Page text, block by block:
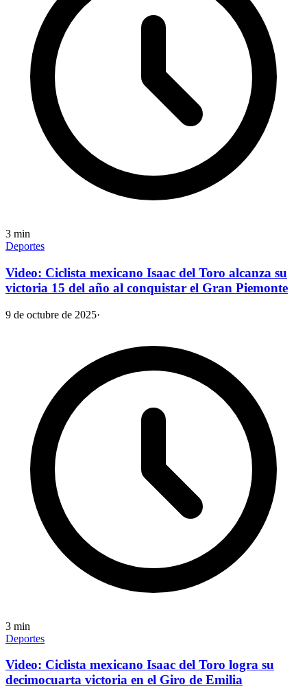
3 min
Deportes
Video: Ciclista mexicano Isaac del Toro alcanza su
victoria 15 del año al conquistar el Gran Piemonte
9 de octubre de 2025·
3 min
Deportes
Video: Ciclista mexicano Isaac del Toro logra su
decimocuarta victoria en el Giro de Emilia